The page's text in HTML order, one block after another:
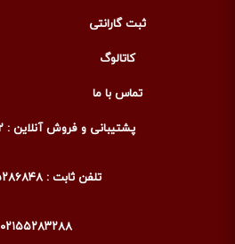
ثبت گارانتی
کاتالوگ
تماس با ما
پشتیبانی و فروش آنلاین : ۰۹۰۰۴۸۶۴۷۹۲
تلفن ثابت : ۰۲۱۵۵۲۸۶۸۴۸
۰۲۱۵۵۲۸۳۲۸۸